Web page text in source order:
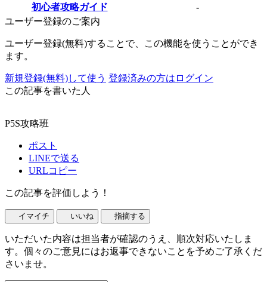
初心者攻略ガイド
-
ユーザー登録のご案内
ユーザー登録(無料)することで、この機能を使うことができ
ます。
新規登録(無料)して使う 登録済みの方はログイン
この記事を書いた人
P5S攻略班
ポスト
LINEで送る
URLコピー
この記事を評価しよう！
イマイチ いいね 指摘する
いただいた内容は担当者が確認のうえ、順次対応いたしま
す。個々のご意見にはお返事できないことを予めご了承くだ
さいませ。